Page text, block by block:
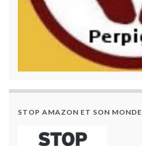
STOP AMAZON ET SON MONDE